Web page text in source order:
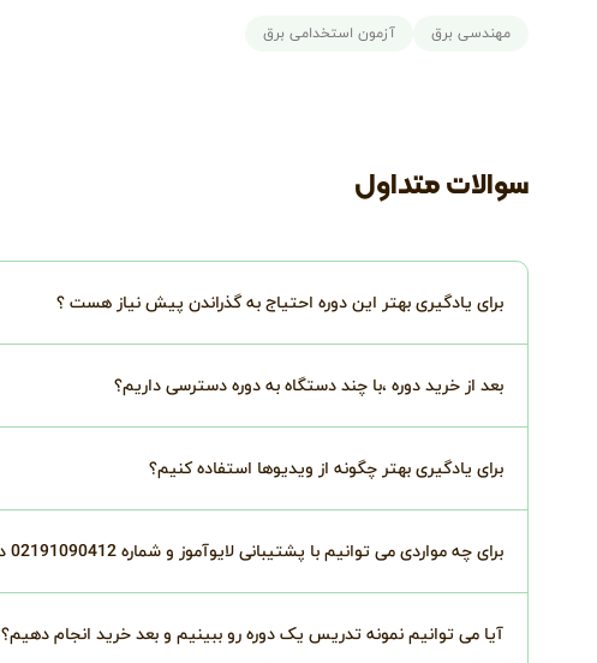
مهندسی برق آزمون استخدامی برق
سوالات متداول
برای یادگیری بهتر این دوره احتیاج به گذراندن پیش نیاز هست ؟
بعد از خرید دوره ،با چند دستگاه به دوره دسترسی داریم؟
برای یادگیری بهتر چگونه از ویدیوها استفاده کنیم؟
برای چه مواردی می توانیم با پشتیبانی لایوآموز و شماره 02191090412 درتماس باشیم؟
آیا می توانیم نمونه تدریس یک دوره رو ببینیم و بعد خرید انجام دهیم؟